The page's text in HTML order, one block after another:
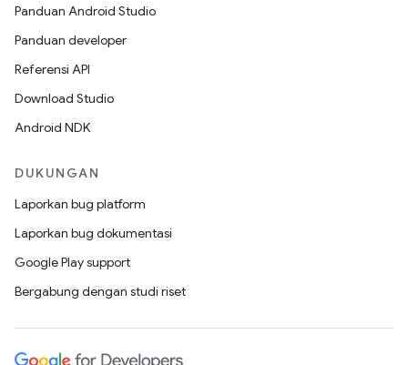
Panduan Android Studio
Panduan developer
Referensi API
Download Studio
Android NDK
DUKUNGAN
Laporkan bug platform
Laporkan bug dokumentasi
Google Play support
Bergabung dengan studi riset